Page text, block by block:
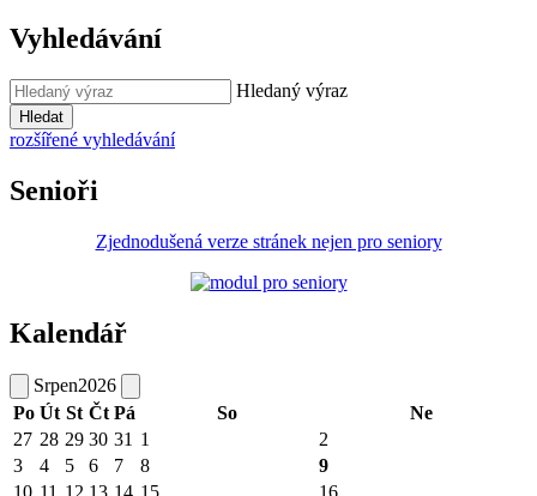
Vyhledávání
Hledaný výraz
Hledat
rozšířené vyhledávání
Senioři
Zjednodušená verze stránek nejen pro seniory
Kalendář
Srpen2026
Po Út St Čt Pá So
Ne
27 28 29 30 31 1
2
3
4 5 6 7 8
9
10 11 12 13 14 15
16